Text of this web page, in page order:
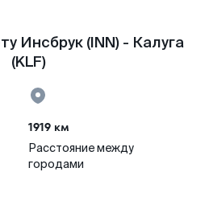
Инсбрук (INN) - Калуга
(KLF)
1919 км
Расстояние между
городами